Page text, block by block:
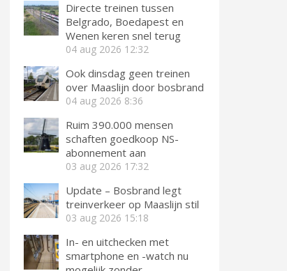
Directe treinen tussen
Belgrado, Boedapest en
Wenen keren snel terug
04 aug 2026 12:32
Ook dinsdag geen treinen
over Maaslijn door bosbrand
04 aug 2026 8:36
Ruim 390.000 mensen
schaften goedkoop NS-
abonnement aan
03 aug 2026 17:32
Update – Bosbrand legt
treinverkeer op Maaslijn stil
03 aug 2026 15:18
In- en uitchecken met
smartphone en -watch nu